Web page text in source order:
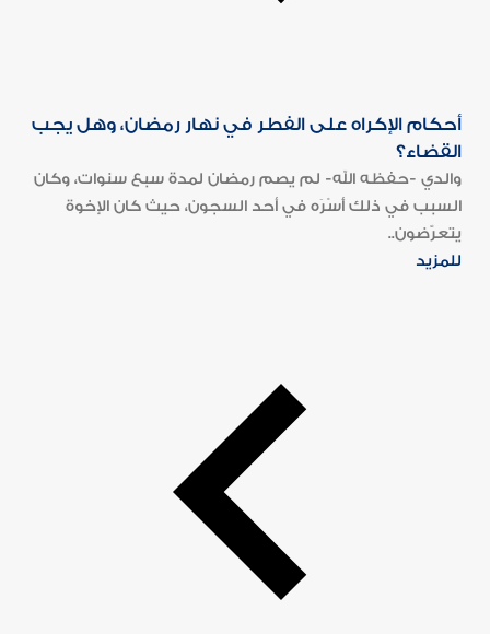
أحكام الإكراه على الفطر في نهار رمضان، وهل يجب
القضاء؟
والدي -حفظه الله- لم يصم رمضان لمدة سبع سنوات، وكان
السبب في ذلك أَسْرَه في أحد السجون، حيث كان الإخوة
يتعرّضون..
للمزيد